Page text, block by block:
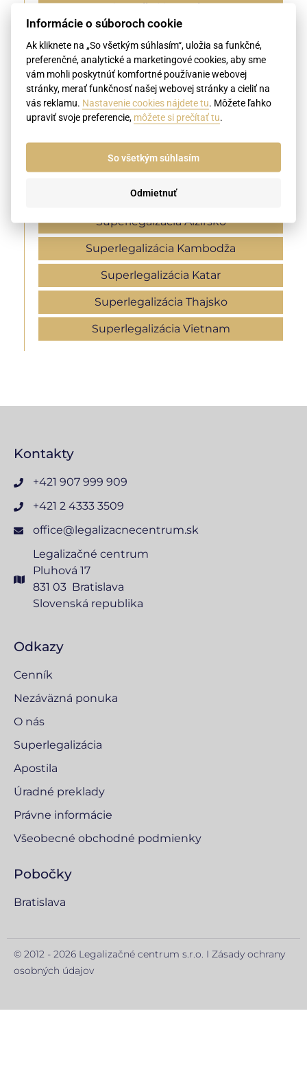
Apostila Nemecko
Apostila Srbsko
Apostila Ukrajina
Apostila USA
Apostila Veľká Británia
Apostila Švajčiarsko
Superlegaizácia Alžírsko
Superlegalizácia Kambodža
Superlegalizácia Katar
Superlegalizácia Thajsko
Superlegalizácia Vietnam
Kontakty
+421 907 999 909
+421 2 4333 3509
office@legalizacnecentrum.sk
Legalizačné centrum
Pluhová 17
831 03 Bratislava
Slovenská republika
Odkazy
Cenník
Nezáväzná ponuka
O nás
Superlegalizácia
Apostila
Úradné preklady
Právne informácie
Všeobecné obchodné podmienky
Pobočky
Bratislava
© 2012 - 2026 Legalizačné centrum s.r.o. I Zásady ochrany
osobných údajov
Informácie o súboroch cookie
Ak kliknete na „So všetkým súhlasím“, uložia sa funkčné,
preferenčné, analytické a marketingové cookies, aby sme
vám mohli poskytnúť komfortné používanie webovej
stránky, merať funkčnosť našej webovej stránky a cieliť na
vás reklamu. Nastavenie cookies nájdete tu. Môžete ľahko
upraviť svoje preferencie, môžete si prečítať tu.
So všetkým súhlasím
Odmietnuť